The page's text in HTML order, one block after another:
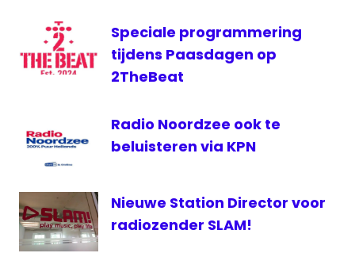
Speciale programmering
tijdens Paasdagen op
2TheBeat
Radio Noordzee ook te
beluisteren via KPN
Nieuwe Station Director voor
radiozender SLAM!